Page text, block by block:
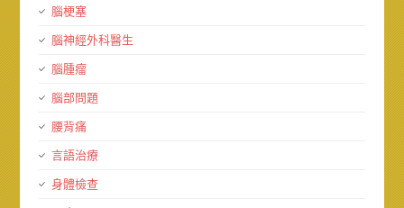
腦梗塞
腦神經外科醫生
腦腫瘤
腦部問題
腰背痛
言語治療
身體檢查